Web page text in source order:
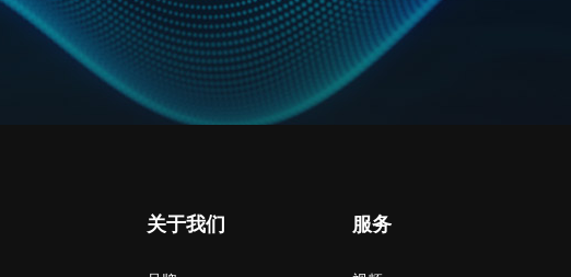
关于我们 服务